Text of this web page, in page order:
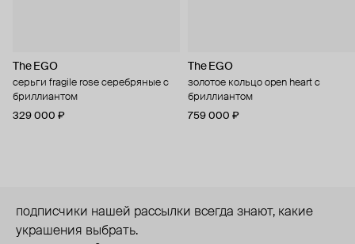
The EGO
серьги fragile rose серебряные с
бриллиантом
329 000 ₽
The EGO
золотое кольцо open heart с
бриллиантом
759 000 ₽
подписчики нашей рассылки всегда знают, какие
украшения выбрать.